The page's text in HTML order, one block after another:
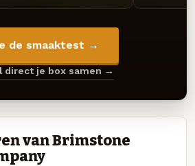
de smaaktest →
direct je box samen →
van Brimstone